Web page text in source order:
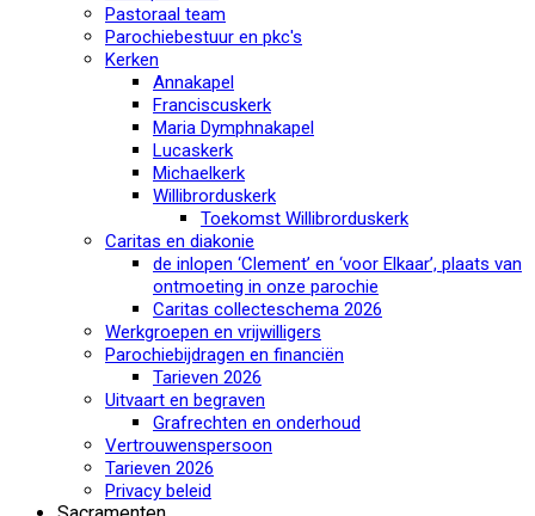
Pastoraal team
Parochiebestuur en pkc's
Kerken
Annakapel
Franciscuskerk
Maria Dymphnakapel
Lucaskerk
Michaelkerk
Willibrorduskerk
Toekomst Willibrorduskerk
Caritas en diakonie
de inlopen ‘Clement’ en ‘voor Elkaar’, plaats van
ontmoeting in onze parochie
Caritas collecteschema 2026
Werkgroepen en vrijwilligers
Parochiebijdragen en financiën
Tarieven 2026
Uitvaart en begraven
Grafrechten en onderhoud
Vertrouwenspersoon
Tarieven 2026
Privacy beleid